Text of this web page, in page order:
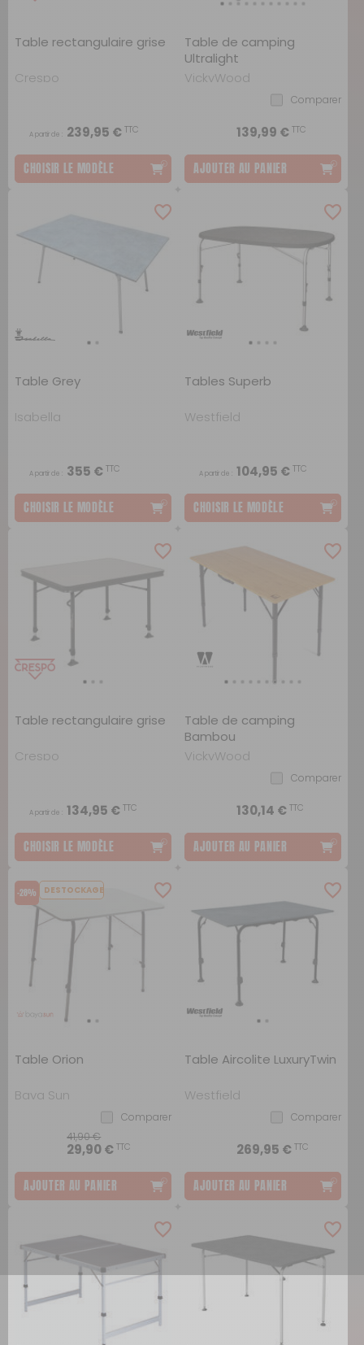
Table rectangulaire grise
Crespo
A partir de : 239,95 €TTC
CHOISIR LE MODÈLE
Table de camping
Ultralight
VickyWood
Comparer
139,99 €TTC
AJOUTER AU PANIER
Table Grey
Isabella
A partir de : 355 €TTC
CHOISIR LE MODÈLE
Tables Superb
Westfield
A partir de : 104,95 €TTC
CHOISIR LE MODÈLE
Table rectangulaire grise
Crespo
A partir de : 134,95 €TTC
CHOISIR LE MODÈLE
Table de camping
Bambou
VickyWood
Comparer
130,14 €TTC
AJOUTER AU PANIER
-28% DESTOCKAGE
Table Orion
Baya Sun
Comparer
41,90 €
29,90 €TTC
AJOUTER AU PANIER
Table Aircolite LuxuryTwin
Westfield
Comparer
269,95 €TTC
AJOUTER AU PANIER